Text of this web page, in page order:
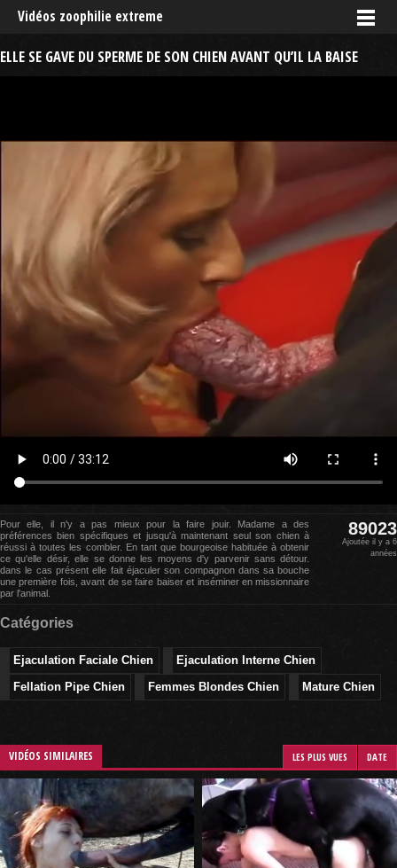
Vidéos zoophilie extreme
ELLE SE GAVE DU SPERME DE SON CHIEN AVANT QU’IL LA BAISE
Pour elle, il n'y a pas mieux pour la faire jouir. Madame a des
préférences bien spécifiques et jusqu'à maintenant seul son chien à
réussi à toutes les combler. En tant que bourgeoise habituée à obtenir
ce qu'elle désir, elle se donne les moyens d'y parvenir sans détour.
dans le cas présent elle fait éjaculer son compagnon dans sa bouche
une première fois, avant de se faire baiser et inséminer en missionnaire
par l'animal.
89023
Ajoutée il y a 6
années
Catégories
Ejaculation Faciale Chien
Ejaculation Interne Chien
Fellation Pipe Chien
Femmes Blondes Chien Mature Chien
VIDÉOS SIMILAIRES LES PLUS VUES DATE